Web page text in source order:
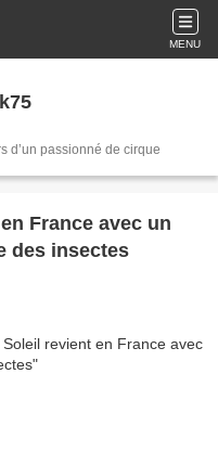
MENU
d’un passionné de cirque
France avec un
des insectes